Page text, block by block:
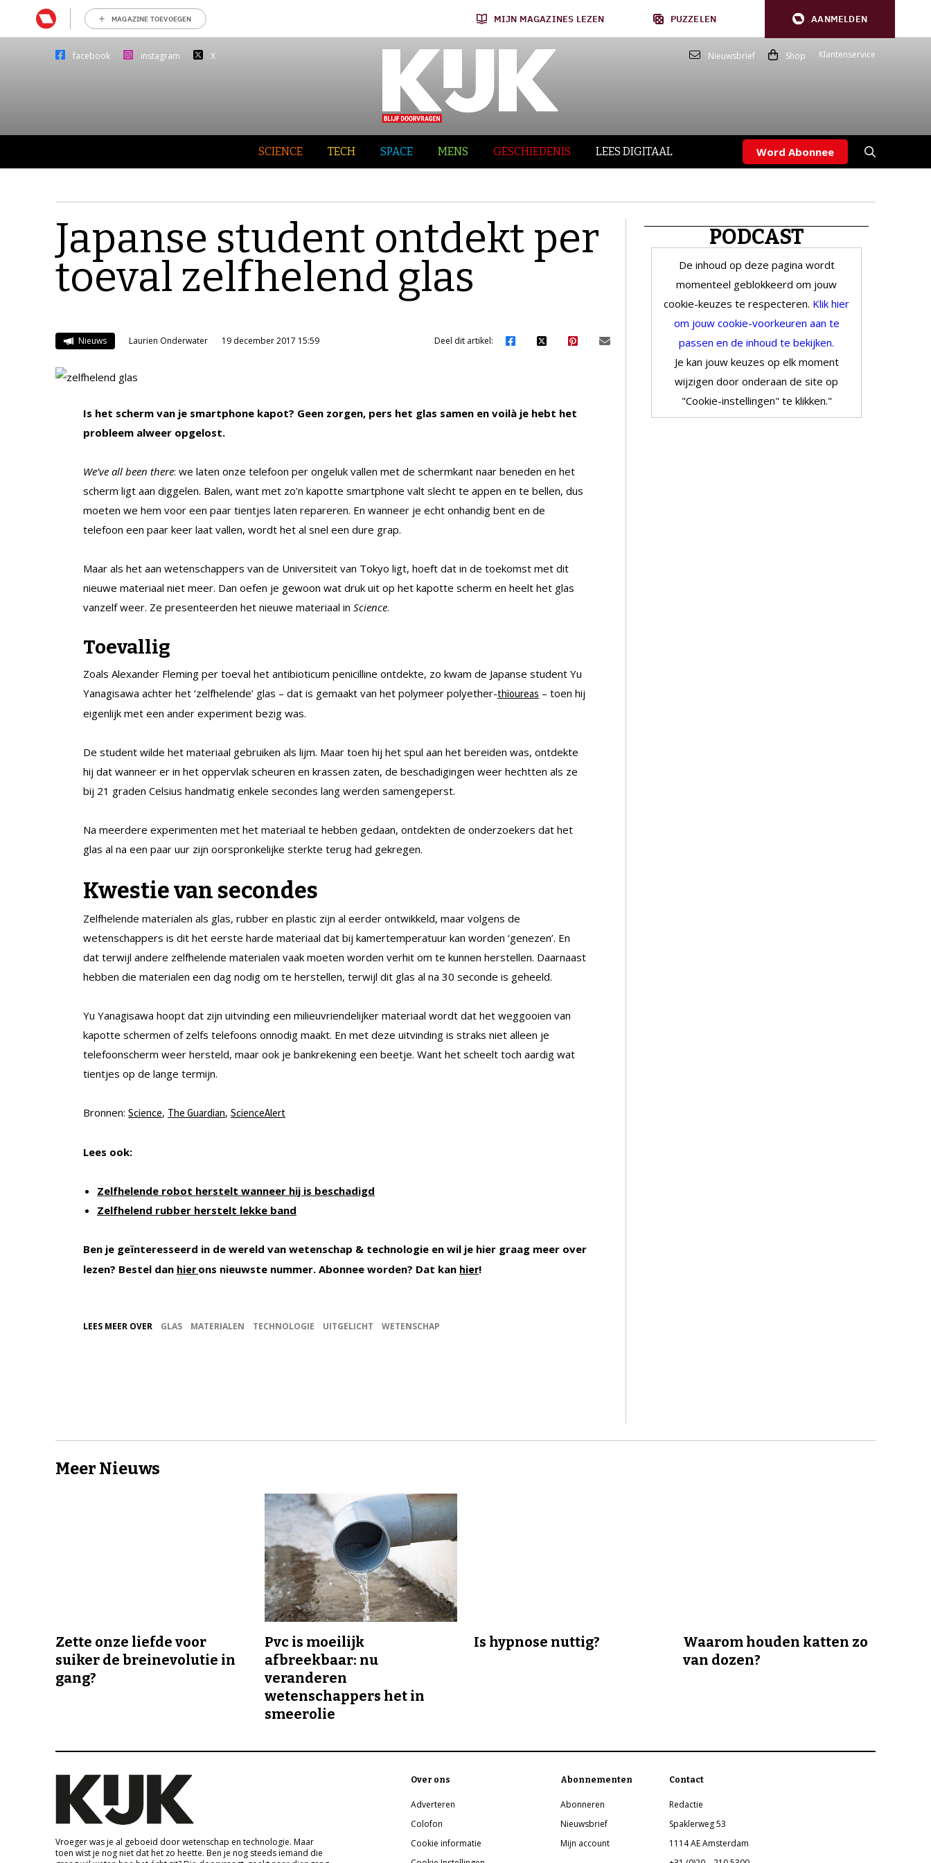
MAGAZINE TOEVOEGEN MIJN MAGAZINES LEZEN PUZZELEN AANMELDEN
facebook instagram X Nieuwsbrief Shop Klantenservice
SCIENCE TECH SPACE MENS GESCHIEDENIS LEES DIGITAAL Word Abonnee
Japanse student ontdekt per
toeval zelfhelend glas
Nieuws Laurien Onderwater 19 december 2017 15:59 Deel dit artikel:
Is het scherm van je smartphone kapot? Geen zorgen, pers het glas samen en voilà je hebt het
probleem alweer opgelost.
We’ve all been there: we laten onze telefoon per ongeluk vallen met de schermkant naar beneden en het
scherm ligt aan diggelen. Balen, want met zo’n kapotte smartphone valt slecht te appen en te bellen, dus
moeten we hem voor een paar tientjes laten repareren. En wanneer je echt onhandig bent en de
telefoon een paar keer laat vallen, wordt het al snel een dure grap.
Maar als het aan wetenschappers van de Universiteit van Tokyo ligt, hoeft dat in de toekomst met dit
nieuwe materiaal niet meer. Dan oefen je gewoon wat druk uit op het kapotte scherm en heelt het glas
vanzelf weer. Ze presenteerden het nieuwe materiaal in Science.
Toevallig
Zoals Alexander Fleming per toeval het antibioticum penicilline ontdekte, zo kwam de Japanse student Yu
Yanagisawa achter het ‘zelfhelende’ glas – dat is gemaakt van het polymeer polyether-thioureas – toen hij
eigenlijk met een ander experiment bezig was.
De student wilde het materiaal gebruiken als lijm. Maar toen hij het spul aan het bereiden was, ontdekte
hij dat wanneer er in het oppervlak scheuren en krassen zaten, de beschadigingen weer hechtten als ze
bij 21 graden Celsius handmatig enkele secondes lang werden samengeperst.
Na meerdere experimenten met het materiaal te hebben gedaan, ontdekten de onderzoekers dat het
glas al na een paar uur zijn oorspronkelijke sterkte terug had gekregen.
Kwestie van secondes
Zelfhelende materialen als glas, rubber en plastic zijn al eerder ontwikkeld, maar volgens de
wetenschappers is dit het eerste harde materiaal dat bij kamertemperatuur kan worden ‘genezen’. En
dat terwijl andere zelfhelende materialen vaak moeten worden verhit om te kunnen herstellen. Daarnaast
hebben die materialen een dag nodig om te herstellen, terwijl dit glas al na 30 seconde is geheeld.
Yu Yanagisawa hoopt dat zijn uitvinding een milieuvriendelijker materiaal wordt dat het weggooien van
kapotte schermen of zelfs telefoons onnodig maakt. En met deze uitvinding is straks niet alleen je
telefoonscherm weer hersteld, maar ook je bankrekening een beetje. Want het scheelt toch aardig wat
tientjes op de lange termijn.
Bronnen: Science, The Guardian, ScienceAlert
Lees ook:
Zelfhelende robot herstelt wanneer hij is beschadigd
Zelfhelend rubber herstelt lekke band
Ben je geïnteresseerd in de wereld van wetenschap & technologie en wil je hier graag meer over
lezen? Bestel dan hier ons nieuwste nummer. Abonnee worden? Dat kan hier!
LEES MEER OVER GLAS MATERIALEN TECHNOLOGIE UITGELICHT WETENSCHAP
PODCAST
De inhoud op deze pagina wordt
momenteel geblokkeerd om jouw
cookie-keuzes te respecteren. Klik hier
om jouw cookie-voorkeuren aan te
passen en de inhoud te bekijken.
Je kan jouw keuzes op elk moment
wijzigen door onderaan de site op
"Cookie-instellingen" te klikken."
Meer Nieuws
Zette onze liefde voor
suiker de breinevolutie in
gang?
Pvc is moeilijk
afbreekbaar: nu
veranderen
wetenschappers het in
smeerolie
Is hypnose nuttig?
Waarom houden katten zo
van dozen?
Vroeger was je al geboeid door wetenschap en technologie. Maar
toen wist je nog niet dat het zo heette. Ben je nog steeds iemand die
Over ons
Adverteren
Colofon
Cookie informatie
Abonnementen
Abonneren
Nieuwsbrief
Mijn account
Contact
Redactie
Spaklerweg 53
1114 AE Amsterdam